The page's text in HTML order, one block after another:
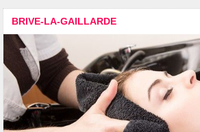
BRIVE-LA-GAILLARDE